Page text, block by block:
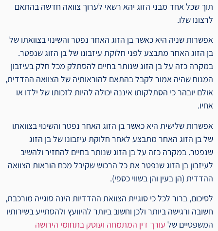
תוך שכל אחד מבני הזוג יהא רשאי לערוך צוואה חדשה בהתאם
לרצונו שלו.
אפשרות שניה היא כאשר בן הזוג האחר נפטר והשינוי בצוואתו של
בן הזוג האחר מתבצע לפני חלוקת עיזבונו של בן הזוג שנפטר.
במקרה כזה על בן הזוג שנותר בחיים להסתלק מכל חלק בעיזבון
המנוח שהיה אמור לקבל בהתאם להוראותיה של הצוואה ההדדית,
אולם יובהר כי הסתלקותו איננה יכולה להיות לזכותו של ילדו או
אחיו.
אפשרות שלישית היא כאשר בן הזוג האחר נפטר והשינוי בצוואתו
של בן הזוג האחר מתבצע לאחר חלוקת עיזבונו של בן הזוג
שנפטר. במקרה כזה על בן הזוג שנותר בחיים להחזיר ולהשיב
לעיזבון בן הזוג שנפטר את כל הרכוש שקיבל מכח הוראות הצוואה
ההדדית (הן בעין והן בשווי כספי).
לסיכום, ברור לכל כי סוגיית הצוואת ההדדיות הינה סוגייה מורכבת,
חשובה ורגישה ביותר ולכן וחשוב ביותר להיוועץ ולהסתייע בשירותיו
המשפטיים של עורך דין המתמחה ועוסק בתחומי הירושה